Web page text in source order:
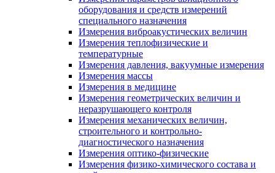
оборудования и средств измерений
специального назначения
Измерения виброакустических величин
Измерения теплофизические и
температурные
Измерения давления, вакуумные измерения
Измерения массы
Измерения в медицине
Измерения геометрических величин и
неразрушающего контроля
Измерения механических величин,
строительного и контрольно-
диагностического назначения
Измерения оптико-физические
Измерения физико-химического состава и